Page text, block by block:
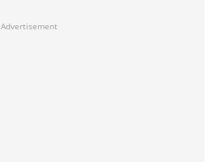
Advertisement